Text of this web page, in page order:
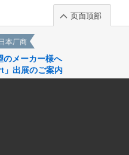
页面顶部
本厂商
のメーカー様へ
」出展のご案内